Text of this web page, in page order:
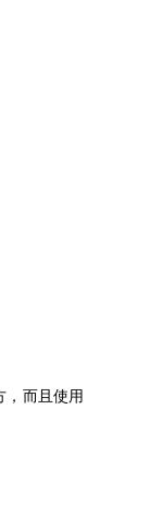
，而且使用